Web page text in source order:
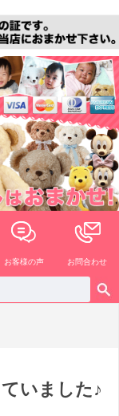
お客様の声 お問合わせ
いました♪
ジト
ップ
へ